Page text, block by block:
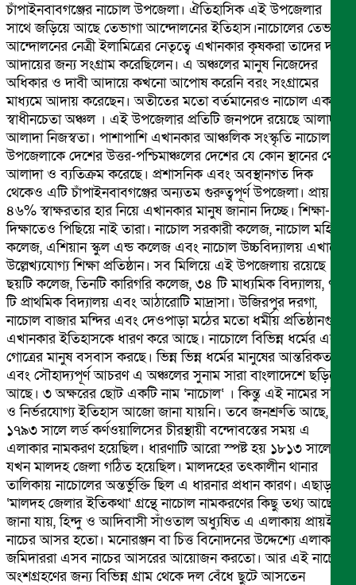
চাঁপাইনবাবগঞ্জের নাচোল উপজেলা। ঐতিহাসিক এই উপজেলার
সাথে জড়িয়ে আছে তেভাগা আন্দোলনের ইতিহাস।নাচোলের তেভাগা
আন্দোলনের নেত্রী ইলামিত্রের নেতৃত্বে এখানকার কৃষকরা তাদের দাবী
আদায়ের জন্য সংগ্রাম করেছিলেন। এ অঞ্চলের মানুষ নিজেদের
অধিকার ও দাবী আদায়ে কখনো আপোষ করেনি বরং সংগ্রামের
মাধ্যমে আদায় করেছেন। অতীতের মতো বর্তমানেরও নাচোল একটি
স্বাধীনচেতা অঞ্চল । এই উপজেলার প্রতিটি জনপদে রয়েছে আলাদা
আলাদা নিজস্বতা। পাশাপাশি এখানকার আঞ্চলিক সংস্কৃতি নাচোল
উপজেলাকে দেশের উত্তর-পশ্চিমাঞ্চলের দেশের যে কোন স্থানের থেকে
আলাদা ও ব্যতিক্রম করেছে। প্রশাসনিক এবং অবস্থানগত দিক
থেকেও এটি চাঁপাইনবাবগঞ্জের অন্যতম গুরুত্বপূর্ণ উপজেলা। প্রায়
৪৬% স্বাক্ষরতার হার নিয়ে এখানকার মানুষ জানান দিচ্ছে। শিক্ষা-
দিক্ষাতেও পিছিয়ে নাই তারা। নাচোল সরকারী কলেজ, নাচোল মহিলা
কলেজ, এশিয়ান স্কুল এন্ড কলেজ এবং নাচোল উচ্চবিদ্যালয় এখানে
উল্লেখ্যযোগ্য শিক্ষা প্রতিষ্ঠান। সব মিলিয়ে এই উপজেলায় রয়েছে
ছয়টি কলেজ, তিনটি কারিগরি কলেজ, ৩৪ টি মাধ্যমিক বিদ্যালয়, ৭৭
টি প্রাথমিক বিদ্যালয় এবং আঠারোটি মাদ্রাসা। উজিরপুর দরগা,
নাচোল বাজার মন্দির এবং দেওপাড়া মঠের মতো ধর্মীয় প্রতিষ্ঠানগুলো
এখানকার ইতিহাসকে ধারণ করে আছে। নাচোলে বিভিন্ন ধর্মের এবং
গোত্রের মানুষ বসবাস করছে। ভিন্ন ভিন্ন ধর্মের মানুষের আন্তরিকতা
এবং সৌহাদ্যপূর্ণ আচরণ এ অঞ্চলের সুনাম সারা বাংলাদেশে ছড়িয়ে
আছে। ৩ অক্ষরের ছোট একটি নাম ‘নাচোল‘ । কিন্তু এই নামের সঠিক
ও নির্ভরযোগ্য ইতিহাস আজো জানা যায়নি। তবে জনশ্রুতি আছে,
১৭৯৩ সালে লর্ড কর্ণওয়ালিসের চীরস্থায়ী বন্দোবস্তের সময় এ
এলাকার নামকরণ হয়েছিল। ধারণাটি আরো স্পষ্ট হয় ১৮১৩ সালে
যখন মালদহ জেলা গঠিত হয়েছিল। মালদহের তৎকালীন থানার
তালিকায় নাচোলের অন্তর্ভুক্তি ছিল এ ধারনার প্রধান কারণ। এছাড়া
‘মালদহ জেলার ইতিকথা‘ গ্রন্থে নাচোল নামকরণের কিছু তথ্য আছে।
জানা যায়, হিন্দু ও আদিবাসী সাঁওতাল অধ্যুষিত এ এলাকায় প্রায়ই
নাচের আসর হতো। মনোরঞ্জন বা চিত্ত বিনোদনের উদ্দেশ্যে এলাকার
জমিদাররা এসব নাচের আসরের আয়োজন করতো। আর এই নাচে
অংশগ্রহণের জন্য বিভিন্ন গ্রাম থেকে দল বেঁধে ছুটে আসতেন